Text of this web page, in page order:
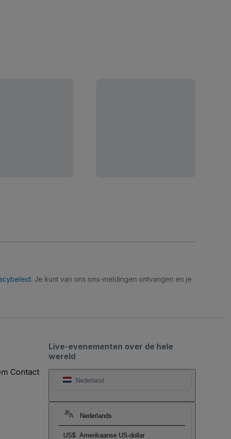
. Je kunt van ons sms-meldingen ontvangen en je
Live-evenementen over de hele
wereld
Nederland
Nederlands
US$ Amerikaanse US-dollar
Contact